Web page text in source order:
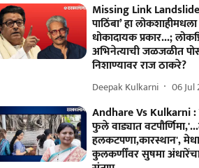
Missing Link
पाठिंबा’ हा
धोकादायक प्रकार...;
अभिनेत्याची जळजळीत
निशाण्यावर राज ठाकरे?
Deepak Kulkarni 06 Jul
Andhare Vs Kulkarni :
फुले वाड्यात
हलकटपणा,कारस्थान',
कुलकर्णींवर सुषमा अंधारेंचा